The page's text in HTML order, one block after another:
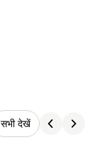
सभी देखें